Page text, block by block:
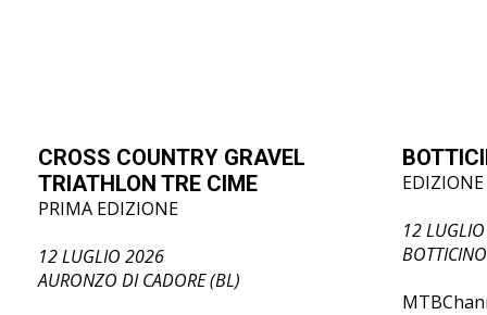
CROSS COUNTRY GRAVEL
TRIATHLON TRE CIME
PRIMA EDIZIONE
12 LUGLIO 2026
AURONZO DI CADORE (BL)
12